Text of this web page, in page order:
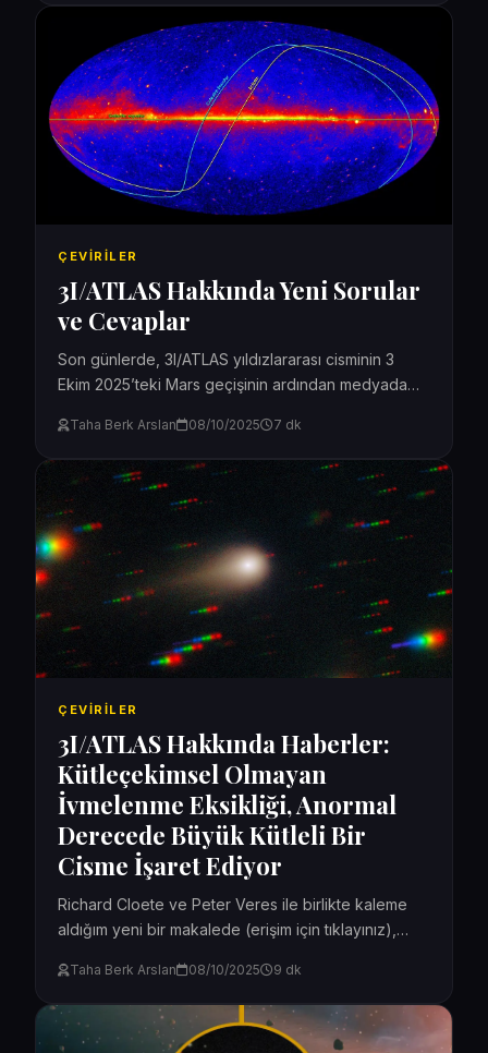
ÇEVIRILER
3I/ATLAS Hakkında Yeni Sorular
ve Cevaplar
Son günlerde, 3I/ATLAS yıldızlararası cisminin 3
Ekim 2025’teki Mars geçişinin ardından medyada
sayıda hayranımdan sorular aldım. (Diğer...
Taha Berk Arslan 08/10/2025 7 dk
ÇEVIRILER
3I/ATLAS Hakkında Haberler:
Kütleçekimsel Olmayan
İvmelenme Eksikliği, Anormal
Derecede Büyük Kütleli Bir
Cisme İşaret Ediyor
Richard Cloete ve Peter Veres ile birlikte kaleme
aldığım yeni bir makalede (erişim için tıklayınız),
şekillendirilen bir yörüngeden...
Taha Berk Arslan 08/10/2025 9 dk